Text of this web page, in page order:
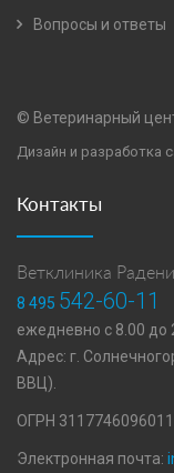
Вопросы и ответы
© Ветеринарный
Дизайн и разработка
Контакты
Ветклиника
8 495 542-60-11
ежедневно с 8.00 до
Адрес: г.
ВВЦ).
ОГРН
Электронная почта: